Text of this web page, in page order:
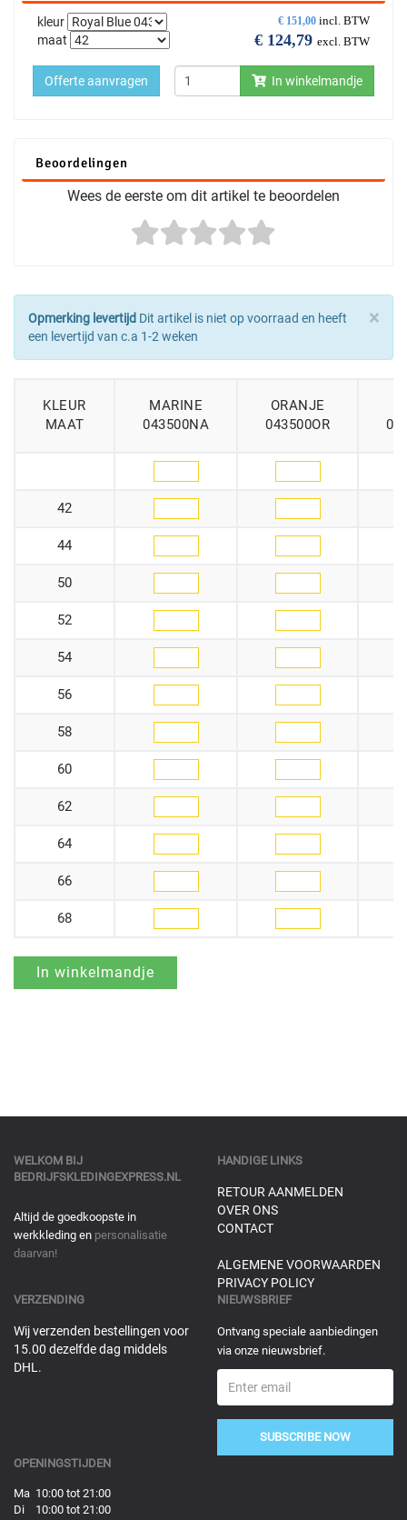
€ 151,00 incl. BTW
€ 124,79 excl. BTW
kleur
maat
In winkelmandje
Offerte aanvragen
Beoordelingen
Wees de eerste om dit artikel te beoordelen
×
Opmerking levertijd Dit artikel is niet op voorraad en heeft
een levertijd van c.a 1-2 weken
KLEUR
MAAT
MARINE
043500NA
ORANJE
043500OR
42
44
50
52
54
56
58
60
62
64
66
68
WELKOM BIJ
BEDRIJFSKLEDINGEXPRESS.NL
Altijd de goedkoopste in
werkkleding en personalisatie
daarvan!
HANDIGE LINKS
RETOUR AANMELDEN
OVER ONS
CONTACT
ALGEMENE VOORWAARDEN
PRIVACY POLICY
VERZENDING
Wij verzenden bestellingen voor
15.00 dezelfde dag middels
DHL.
NIEUWSBRIEF
Ontvang speciale aanbiedingen
via onze nieuwsbrief.
SUBSCRIBE NOW
OPENINGSTIJDEN
Ma 10:00 tot 21:00
Di 10:00 tot 21:00